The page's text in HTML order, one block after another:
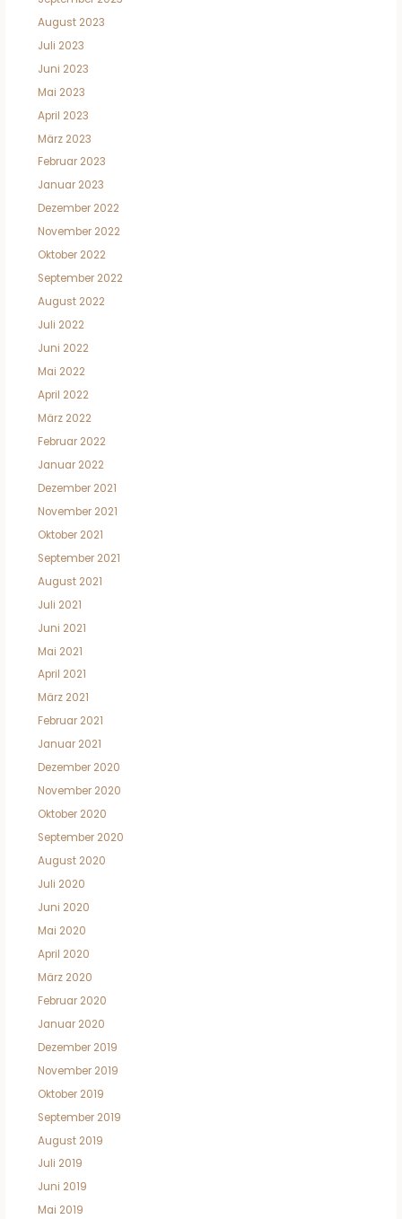
August 2023
Juli 2023
Juni 2023
Mai 2023
April 2023
März 2023
Februar 2023
Januar 2023
Dezember 2022
November 2022
Oktober 2022
September 2022
August 2022
Juli 2022
Juni 2022
Mai 2022
April 2022
März 2022
Februar 2022
Januar 2022
Dezember 2021
November 2021
Oktober 2021
September 2021
August 2021
Juli 2021
Juni 2021
Mai 2021
April 2021
März 2021
Februar 2021
Januar 2021
Dezember 2020
November 2020
Oktober 2020
September 2020
August 2020
Juli 2020
Juni 2020
Mai 2020
April 2020
März 2020
Februar 2020
Januar 2020
Dezember 2019
November 2019
Oktober 2019
September 2019
August 2019
Juli 2019
Juni 2019
Mai 2019